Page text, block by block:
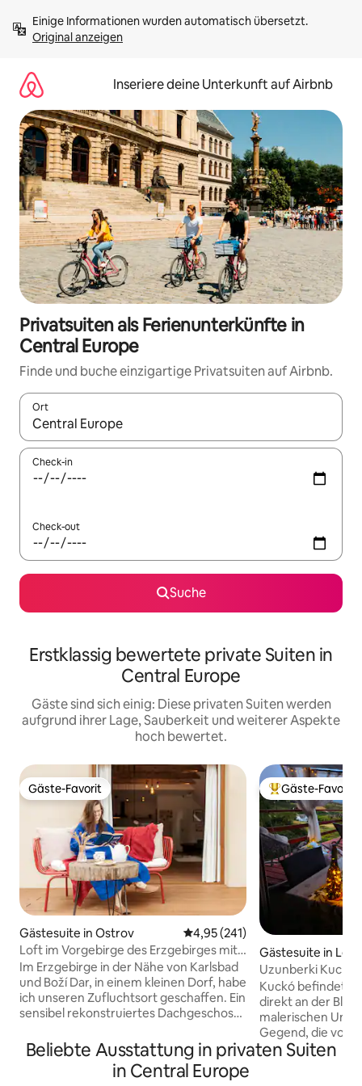
Inhalten
springenOriginal anzeigen
Inseriere deine Unterkunft auf Airbnb
Privatsuiten als Ferienunterkünfte in
Central Europe
Finde und buche einzigartige Privatsuiten auf Airbnb.
Ort
Wenn Ergebnisse verfügbar sind, navigiere mit den
Check-in
Check-out
Suche
Erstklassig bewertete private Suiten in
Central Europe
Gäste sind sich einig: Diese privaten Suiten werden
aufgrund ihrer Lage, Sauberkeit und weiterer Aspekte
hoch bewertet.
Gäste-Favorit
Gäste-Favorit
Gästesuite in Ostrov Durchschnittliche Bewertung:
4,95 (241)
Loft im Vorgebirge des Erzgebirges mit
Badefass
Im Erzgebirge in der Nähe von Karlsbad
und Boží Dar, in einem kleinen Dorf, habe
ich unseren Zufluchtsort geschaffen. Ein
sensibel rekonstruiertes Dachgeschoss
Whirlpool auf der Terrasse (gegen
Aufpreis) und ein Heimkino. Gerne
würden wir dir unsere Unterkunft zur
Beliebter Gäste-
Gäste-Favorit
Gästesuite in
Uzunberki Kuckó
Uplands
Kuckó befindet
direkt an der
malerischen
Gegend, die von
im Obergeschoss
Beliebte Ausstattung in privaten Suiten
in Central Europe